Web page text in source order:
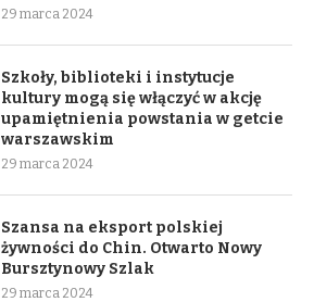
29 marca 2024
Szkoły, biblioteki i instytucje
kultury mogą się włączyć w akcję
upamiętnienia powstania w getcie
warszawskim
29 marca 2024
Szansa na eksport polskiej
żywności do Chin. Otwarto Nowy
Bursztynowy Szlak
29 marca 2024